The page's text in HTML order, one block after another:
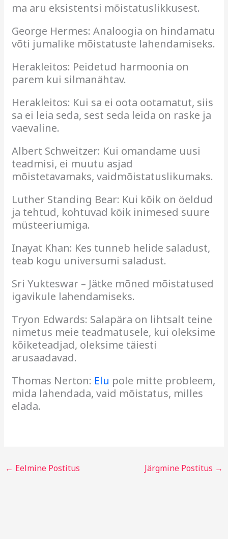
ma aru eksistentsi mõistatuslikkusest.
George Hermes: Analoogia on hindamatu
võti jumalike mõistatuste lahendamiseks.
Herakleitos: Peidetud harmoonia on
parem kui silmanähtav.
Herakleitos: Kui sa ei oota ootamatut, siis
sa ei leia seda, sest seda leida on raske ja
vaevaline.
Albert Schweitzer: Kui omandame uusi
teadmisi, ei muutu asjad
mõistetavamaks, vaidmõistatuslikumaks.
Luther Standing Bear: Kui kõik on öeldud
ja tehtud, kohtuvad kõik inimesed suure
müsteeriumiga.
Inayat Khan: Kes tunneb helide saladust,
teab kogu universumi saladust.
Sri Yukteswar – Jätke mõned mõistatused
igavikule lahendamiseks.
Tryon Edwards: Salapära on lihtsalt teine
nimetus meie teadmatusele, kui oleksime
kõiketeadjad, oleksime täiesti
arusaadavad.
Thomas Nerton: Elu pole mitte probleem,
mida lahendada, vaid mõistatus, milles
elada.
← Eelmine Postitus Järgmine Postitus →